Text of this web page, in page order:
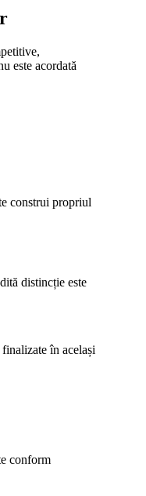
este acordată
construi propriul
distincție este
în același
conform